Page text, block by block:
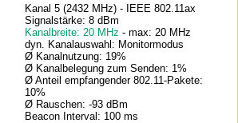
Kanal 5 (2432 MHz) - IEEE 802.11ax
Signalstärke: 8 dBm
Kanalbreite: 20 MHz- max: 20 MHz
dyn. Kanalauswahl: Monitormodus
Ø Kanalnutzung: 19%
Ø Kanalbelegung zum Senden: 1%
Ø Anteil empfangender 802.11-Pakete:
10%
Ø Rauschen: -93 dBm
Beacon Interval: 100 ms